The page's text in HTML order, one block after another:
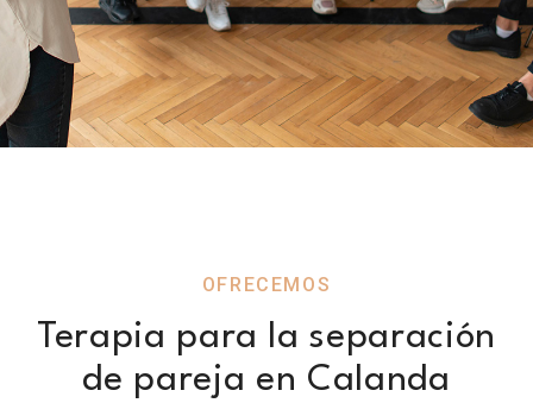
OFRECEMOS
Terapia para la separación
de pareja en Calanda